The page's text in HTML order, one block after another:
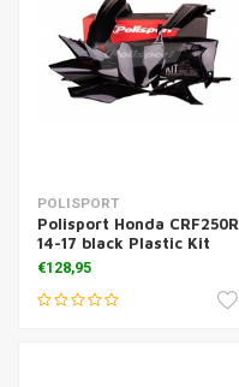
POLISPORT
Polisport Honda CRF250R
14-17 black Plastic Kit
€128,95